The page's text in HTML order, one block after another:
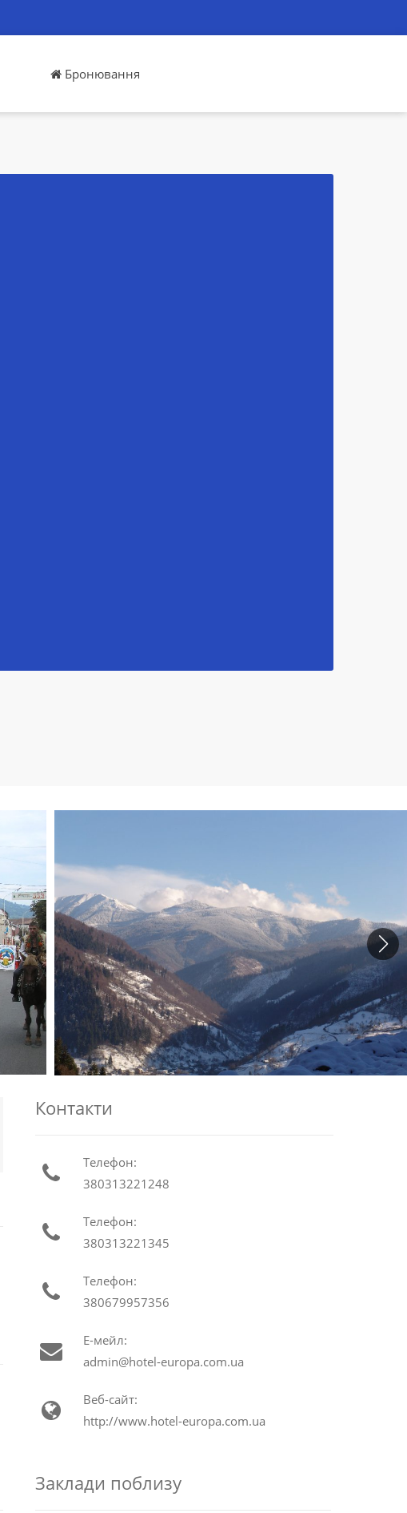
Бронювання
Контакти
Телефон:
380313221248
Телефон:
380313221345
Телефон:
380679957356
Е-мейл:
admin@hotel-europa.com.ua
Веб-сайт:
http://www.hotel-europa.com.ua
Заклади поблизу